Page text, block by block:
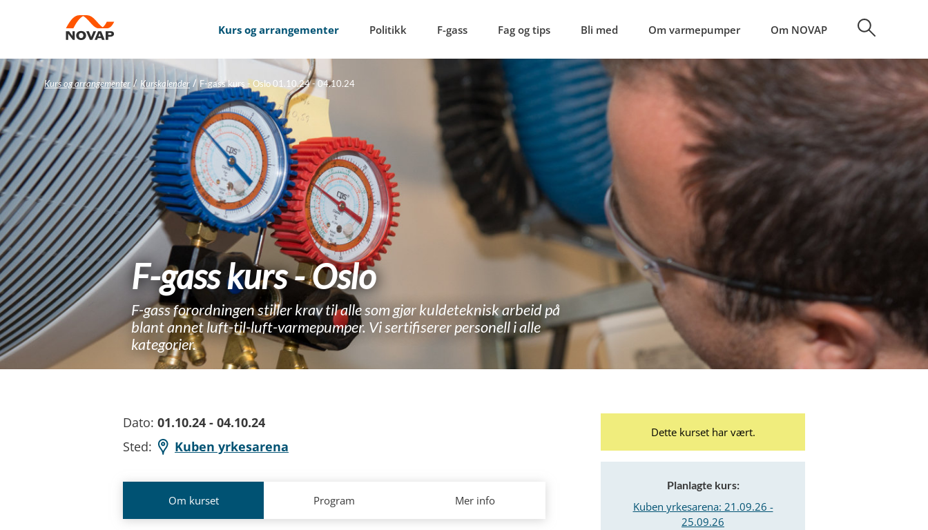
Kurs og arrangementer Politikk F-gass Fag og tips Bli med Om varmepumper Om NOVAP
Kurs og arrangementer/ Kurskalender/F-gass kurs - Oslo 01.10.24 - 04.10.24
F-gass kurs - Oslo
F-gass forordningen stiller krav til alle som gjør kuldeteknisk arbeid på
blant annet luft-til-luft-varmepumper. Vi sertifiserer personell i alle
kategorier.
Dato: 01.10.24 - 04.10.24
Sted:
Kuben yrkesarena
Om kurset Program Mer info
Dette kurset har vært.
Planlagte kurs:
Kuben yrkesarena: 21.09.26 -
25.09.26